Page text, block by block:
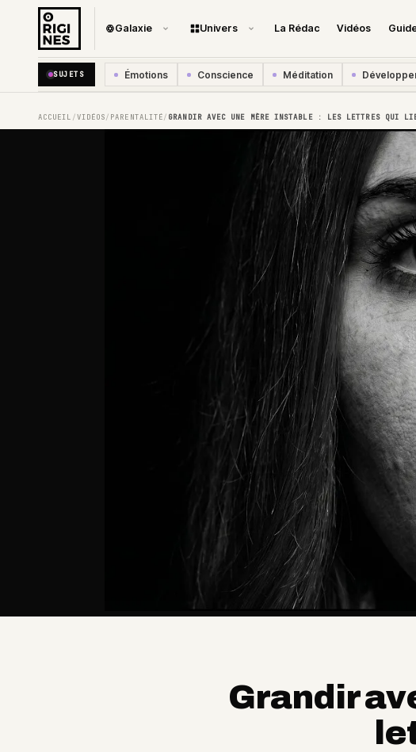
Galaxie Univers La Rédac Vidéos
SUJETS Émotions Conscience Méditation
ACCUEIL / VIDÉOS / PARENTALITÉ / GRANDIR AVEC UNE MÈRE INSTABLE : LES LETTRES QUI
Grandir